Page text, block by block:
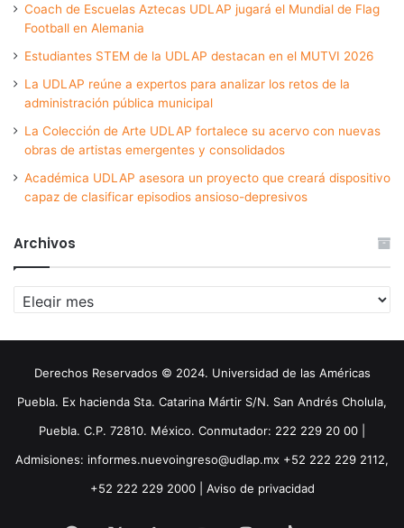
Coach de Escuelas Aztecas UDLAP jugará el Mundial de Flag
Football en Alemania
Estudiantes STEM de la UDLAP destacan en el MUTVI 2026
La UDLAP reúne a expertos para analizar los retos de la
administración pública municipal
La Colección de Arte UDLAP fortalece su acervo con nuevas
obras de artistas emergentes y consolidados
Académica UDLAP asesora un proyecto que creará dispositivo
capaz de clasificar episodios ansioso-depresivos
Archivos
Archivos
Derechos Reservados © 2024. Universidad de las Américas
Puebla. Ex hacienda Sta. Catarina Mártir S/N. San Andrés Cholula,
Puebla. C.P. 72810. México. Conmutador: 222 229 20 00 |
Admisiones: informes.nuevoingreso@udlap.mx +52 222 229 2112,
+52 222 229 2000 | Aviso de privacidad